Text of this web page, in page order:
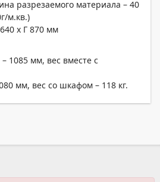
разрезаемого материала – 40
м.кв.)
х Г 870 мм
1085 мм, вес вместе с
мм, вес со шкафом – 118 кг.